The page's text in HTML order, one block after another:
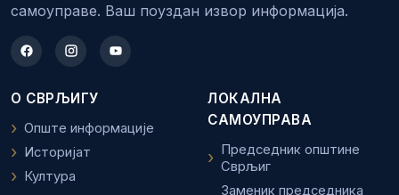
самоуправе. Ваш поуздан извор информација.
О СВРЉИГУ
Опште информације
Историјат
Култура
ЛОКАЛНА
САМОУПРАВА
Председник општине
Сврљиг
Заменик председника